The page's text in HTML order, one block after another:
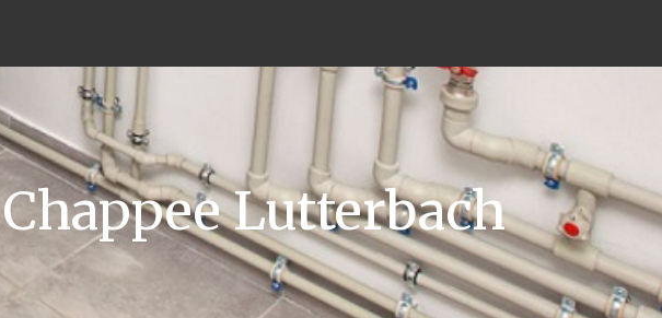
Lutterbach